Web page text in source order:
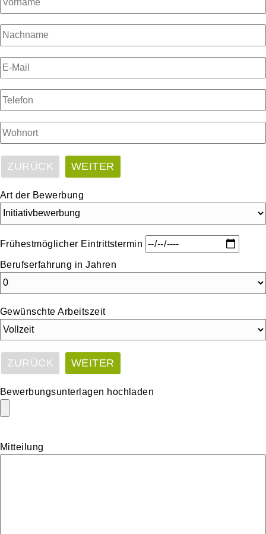
ZURÜCK WEITER
Art der Bewerbung
Frühestmöglicher Eintrittstermin
Berufserfahrung in Jahren
Gewünschte Arbeitszeit
ZURÜCK WEITER
Bewerbungsunterlagen hochladen
Mitteilung